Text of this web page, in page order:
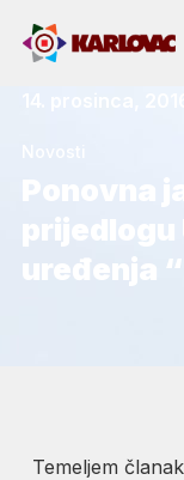
Novosti
Ponovna
prijedlogu
uređenja
Temeljem